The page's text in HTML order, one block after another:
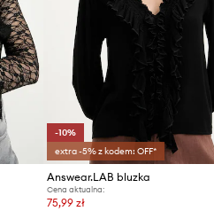
-10%
extra -5% z kodem: OFF*
Answear.LAB bluzka
Cena aktualna:
75,99 zł